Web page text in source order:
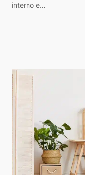
interno e…